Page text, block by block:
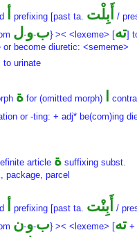
prefixing [past ta. أَبِلْت /
ب-و-ل } >< <lexeme> [ته]
become diuretic: <sememe>
to urinate
ةfor (omitted morph)
or -ting: + adj* be(com)ing
article ةsuffixing subst.
package, parcel
prefixing [past ta. أَبِنْت /
ب-و-ن } >< <lexeme> [ +ته